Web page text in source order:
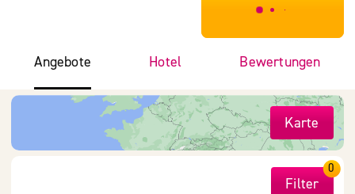
***************
Angebote Hotel Bewertungen
Karte
Filter
0